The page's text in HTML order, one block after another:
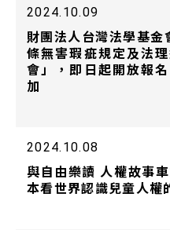
2024.10.09
財團法人台灣法學基
條無害瑕疵規定及法
會」，即日起開放報
加
2024.10.08
與自由樂讀 人權故事
本看世界認識兒童人權